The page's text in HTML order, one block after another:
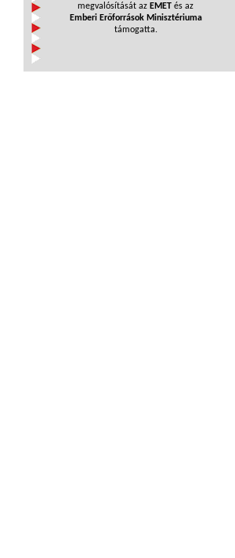
megvalósítását az EMET és az
Emberi Erőforrások Minisztériuma
támogatta.